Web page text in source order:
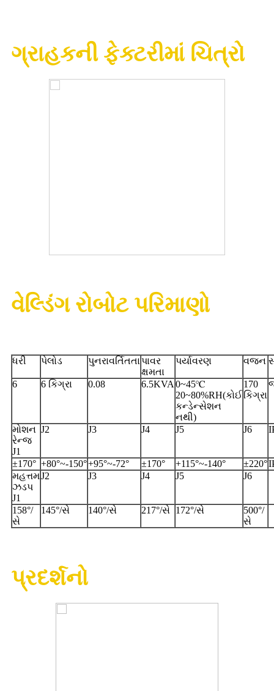
ગ્રાહકની ફેક્ટરીમાં ચિત્રો
વેલ્ડિંગ રોબોટ પરિમાણો
ધરી પેલોડ પુનરાવર્તિતતાપાવર
ક્ષમતા
પર્યાવરણ વજન
6 6 કિગ્રા 0.08 6.5KVA 0~45℃
20~80%RH(કોઈ
કન્ડેન્સેશન
નથી)
170
કિગ્રા
મોશન
રેન્જ
J1
J2 J3 J4 J5 J6
±170° +80°~-150°+95°~-72° ±170° +115°~-140° ±220°
મહત્તમ
ઝડપ
J1
J2 J3 J4 J5 J6
158°/
સે
145°/સે 140°/સે 217°/સે 172°/સે
500°/
સે
પ્રદર્શનો